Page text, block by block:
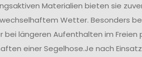
Materialien bieten sie
Wetter. Besonders
längeren Aufenthalten im Freien
einer Segelhose.Je nach